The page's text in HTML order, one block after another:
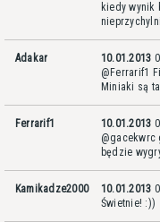
kiedy wynik
Adakar 10.01.2013
@Ferrarif1
Miniaki są
Ferrarif1 10.01.2013
@gacekwrc
będzie
Kamikadze2000 10.01.2013
Świetnie! :))